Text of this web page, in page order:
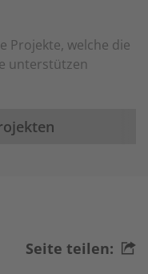
Projekte, welche die
unterstützen
Seite teilen: